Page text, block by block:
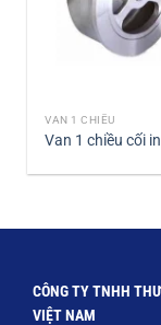
VAN 1 CHIỀU
Van 1 chiều cối
CÔNG TY TNHH
VIỆT NAM